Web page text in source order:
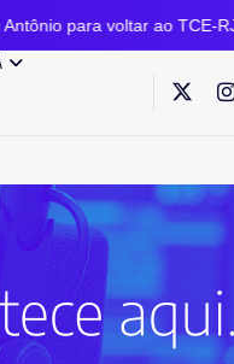
ao TCE-RJ; e avisa que